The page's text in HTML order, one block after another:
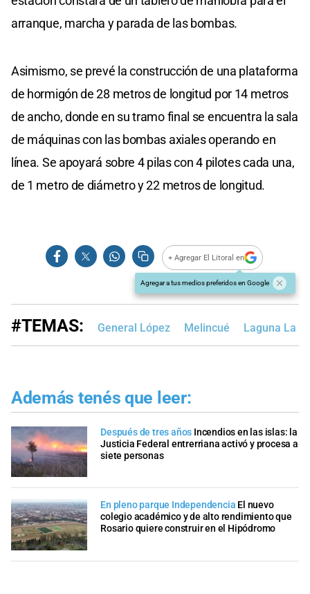
arranque, marcha y parada de las bombas.
Asimismo, se prevé la construcción de una plataforma
de hormigón de 28 metros de longitud por 14 metros
de ancho, donde en su tramo final se encuentra la sala
de máquinas con las bombas axiales operando en
línea. Se apoyará sobre 4 pilas con 4 pilotes cada una,
de 1 metro de diámetro y 22 metros de longitud.
+ Agregar El Litoral en
Agregar a tus medios preferidos en Google
#TEMAS: General López Melincué Laguna La
Además tenés que leer:
Después de tres años Incendios en las islas: la
Justicia Federal entrerriana activó y procesa a
siete personas
En pleno parque Independencia El nuevo
colegio académico y de alto rendimiento que
Rosario quiere construir en el Hipódromo